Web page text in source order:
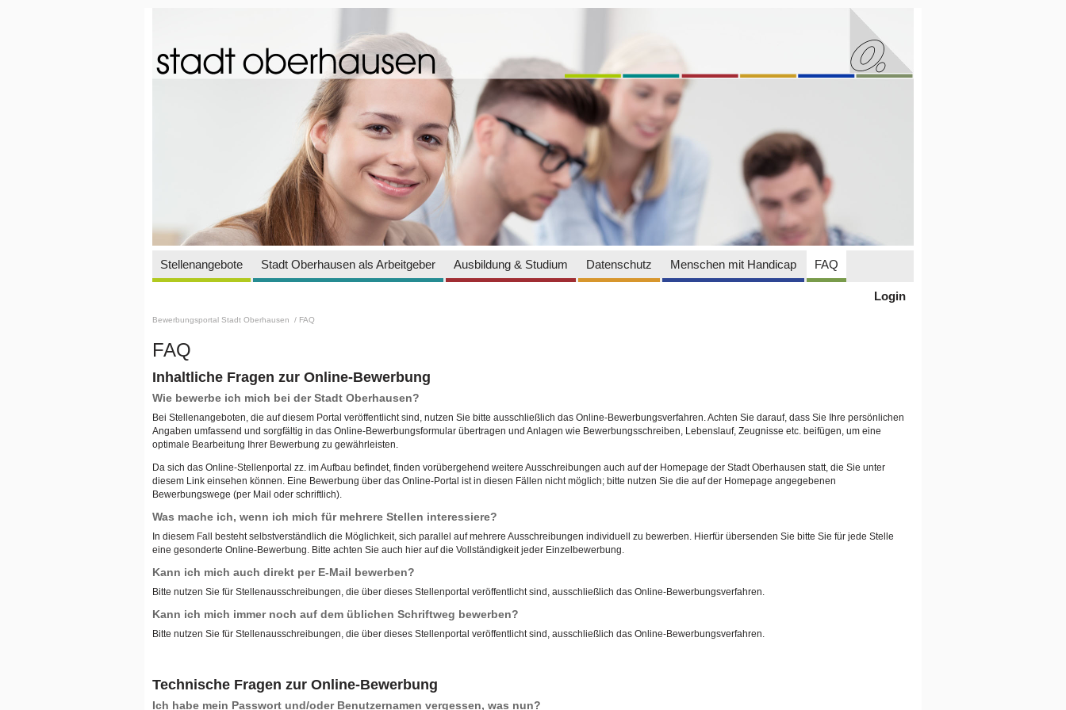
Stellenangebote Stadt Oberhausen als Arbeitgeber Ausbildung & Studium Datenschutz Menschen mit Handicap FAQ
Login
Bewerbungsportal Stadt Oberhausen / FAQ
FAQ
Inhaltliche Fragen zur Online-Bewerbung
Wie bewerbe ich mich bei der Stadt Oberhausen?
Bei Stellenangeboten, die auf diesem Portal veröffentlicht sind, nutzen Sie bitte ausschließlich das Online-Bewerbungsverfahren. Achten Sie darauf, dass Sie Ihre persönlichen
Angaben umfassend und sorgfältig in das Online-Bewerbungsformular übertragen und Anlagen wie Bewerbungsschreiben, Lebenslauf, Zeugnisse etc. beifügen, um eine
optimale Bearbeitung Ihrer Bewerbung zu gewährleisten.
Da sich das Online-Stellenportal zz. im Aufbau befindet, finden vorübergehend weitere Ausschreibungen auch auf der Homepage der Stadt Oberhausen statt, die Sie unter
diesem Link einsehen können. Eine Bewerbung über das Online-Portal ist in diesen Fällen nicht möglich; bitte nutzen Sie die auf der Homepage angegebenen
Bewerbungswege (per Mail oder schriftlich).
Was mache ich, wenn ich mich für mehrere Stellen interessiere?
In diesem Fall besteht selbstverständlich die Möglichkeit, sich parallel auf mehrere Ausschreibungen individuell zu bewerben. Hierfür übersenden Sie bitte Sie für jede Stelle
eine gesonderte Online-Bewerbung. Bitte achten Sie auch hier auf die Vollständigkeit jeder Einzelbewerbung.
Kann ich mich auch direkt per E-Mail bewerben?
Bitte nutzen Sie für Stellenausschreibungen, die über dieses Stellenportal veröffentlicht sind, ausschließlich das Online-Bewerbungsverfahren.
Kann ich mich immer noch auf dem üblichen Schriftweg bewerben?
Bitte nutzen Sie für Stellenausschreibungen, die über dieses Stellenportal veröffentlicht sind, ausschließlich das Online-Bewerbungsverfahren.
Technische Fragen zur Online-Bewerbung
Ich habe mein Passwort und/oder Benutzernamen vergessen, was nun?